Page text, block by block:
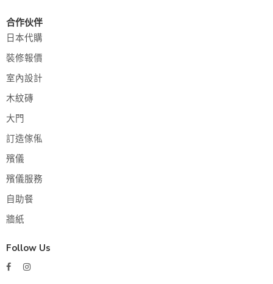
合作伙伴
日本代購
裝修報價
室內設計
木紋磚
大門
訂造傢俬
殯儀
殯儀服務
自助餐
牆紙
Follow Us